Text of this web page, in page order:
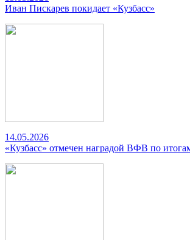
Иван Пискарев покидает «Кузбасс»
14.05.2026
«Кузбасс» отмечен наградой ВФВ по